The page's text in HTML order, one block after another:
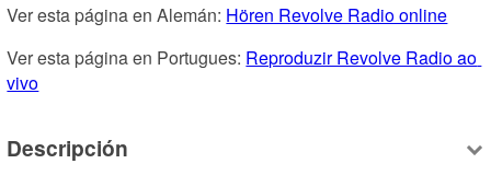
Ver esta página en Alemán: Hören Revolve Radio online
Ver esta página en Portugues: Reproduzir Revolve Radio ao
vivo
Descripción